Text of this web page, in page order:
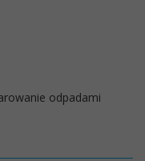
odpadami